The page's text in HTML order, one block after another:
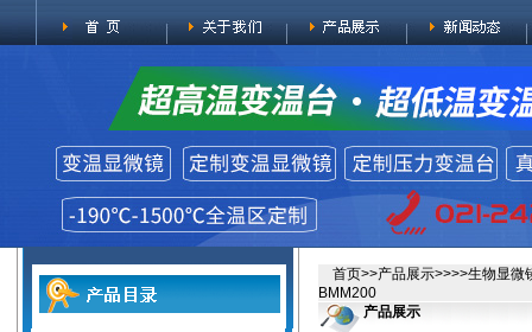
首页>>产品展示>>>>生物显微
BMM200
产品展示